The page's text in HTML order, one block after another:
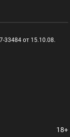
33484 от 15.10.08.
18+